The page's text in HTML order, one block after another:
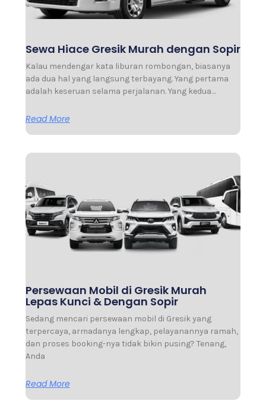
Sewa Hiace Gresik Murah dengan Sopir
Kalau mendengar kata liburan rombongan, biasanya
ada dua hal yang langsung terbayang. Yang pertama
adalah keseruan selama perjalanan. Yang kedua…
Read More
Persewaan Mobil di Gresik Murah
Lepas Kunci & Dengan Sopir
Sedang mencari persewaan mobil di Gresik yang
terpercaya, armadanya lengkap, pelayanannya ramah,
dan proses booking-nya tidak bikin pusing? Tenang,
Anda
Read More